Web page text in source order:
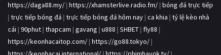
https://daga88.my/ | https://xhamsterlive.radio.fm/ | bóng đá trực tiếp
| trực tiếp bóng đá | trực tiếp bóng đá hôm nay | ca khia | tỷ lệ kèo nhà
cái | 90phut | thapcam | gavang | u888 | SHBET | fly88 |
https://keonhacaitop.com/ | https://go88.tokyo/ |